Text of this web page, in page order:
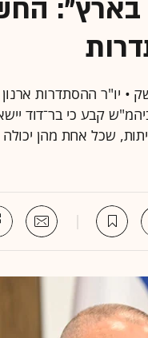
בארץ":
יו"ר ההסתדרות ארנון
• המשטרה: מדובר ב־13 פרשיות שחיתות,